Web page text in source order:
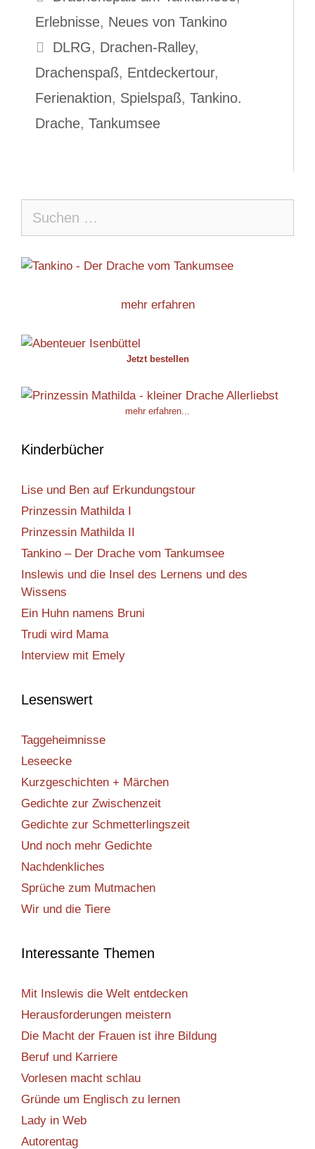
Erlebnisse, Neues von Tankino
Schlagwörter
DLRG, Drachen-Ralley,
Drachenspaß, Entdeckertour,
Ferienaktion, Spielspaß, Tankino.
Drache, Tankumsee
nach:
mehr erfahren
Jetzt bestellen
mehr erfahren...
Kinderbücher
Lise und Ben auf Erkundungstour
Prinzessin Mathilda I
Prinzessin Mathilda II
Tankino – Der Drache vom Tankumsee
Inslewis und die Insel des Lernens und des
Wissens
Ein Huhn namens Bruni
Trudi wird Mama
Interview mit Emely
Lesenswert
Taggeheimnisse
Leseecke
Kurzgeschichten + Märchen
Gedichte zur Zwischenzeit
Gedichte zur Schmetterlingszeit
Und noch mehr Gedichte
Nachdenkliches
Sprüche zum Mutmachen
Wir und die Tiere
Interessante Themen
Mit Inslewis die Welt entdecken
Herausforderungen meistern
Die Macht der Frauen ist ihre Bildung
Beruf und Karriere
Vorlesen macht schlau
Gründe um Englisch zu lernen
Lady in Web
Autorentag